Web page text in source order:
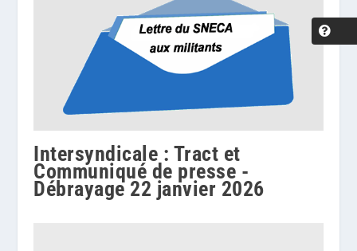
Intersyndicale : Tract et
Communiqué de presse -
Débrayage 22 janvier 2026